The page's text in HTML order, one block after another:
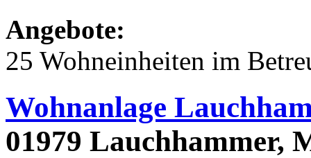
Angebote:
25 Wohneinheiten im
Wohnanlage
01979 Lauchhammer,